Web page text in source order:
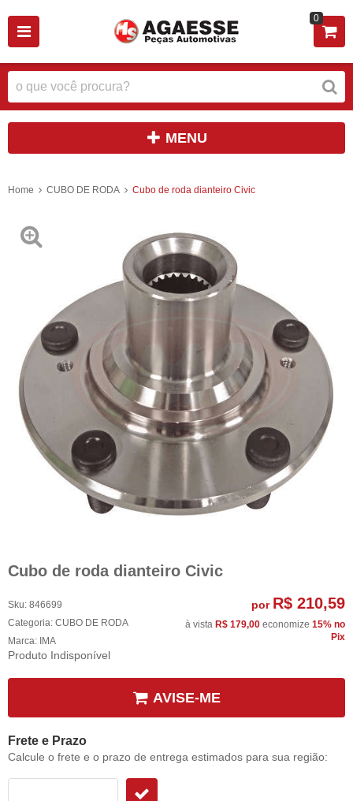
0
MENU
Home CUBO DE RODA Cubo de roda dianteiro Civic
Cubo de roda dianteiro Civic
Sku: 846699
Categoria: CUBO DE RODA
Marca: IMA
Produto Indisponível
por R$ 210,59
à vista R$ 179,00 economize 15% no
Pix
AVISE-ME
Frete e Prazo
Calcule o frete e o prazo de entrega estimados para sua região: